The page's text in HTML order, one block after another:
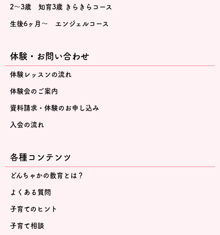
2～3歳 知育3歳 きらきらコース
生後6ヶ月～ エンジェルコース
体験・お問い合わせ
体験レッスンの流れ
体験会のご案内
資料請求・体験のお申し込み
入会の流れ
各種コンテンツ
どんちゃかの教育とは？
よくある質問
子育てのヒント
子育て相談